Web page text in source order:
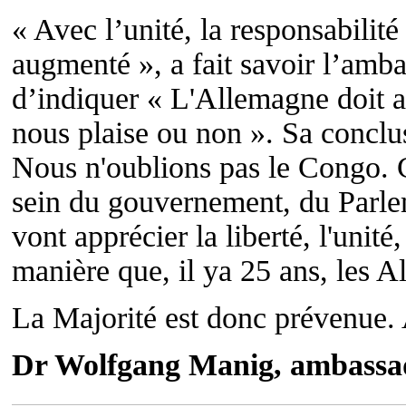
« Avec l’unité, la
augmenté », a fait savoir
d’indiquer « L'Allemagne doit
nous plaise ou non ». Sa
Nous n'oublions pas le Congo.
sein du gouvernement, du
vont apprécier la liberté,
manière que, il ya 25 ans, les
La Majorité est donc
Dr Wolfgang Manig,